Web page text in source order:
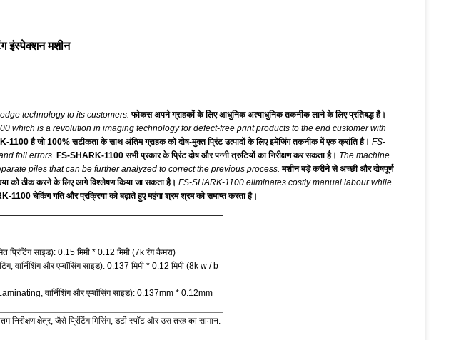
इंस्पेक्शन मशीन
technology to its customers. फोकस अपने ग्राहकों के लिए आधुनिक अत्याधुनिक तकनीक लाने के लिए प्रतिबद्ध है।
which is a revolution in imaging technology for defect-free print products to the end customer with
1100 है जो 100% सटीकता के साथ अंतिम ग्राहक को दोष-मुक्त प्रिंट उत्पादों के लिए इमेजिंग तकनीक में एक क्रांति है। FS-
foil errors. FS-SHARK-1100 सभी प्रकार के प्रिंट दोष और पन्नी त्रुटियों का निरीक्षण कर सकता है। The machine
piles that can be further analyzed to correct the previous process. मशीन बड़े करीने से अच्छी और दोषपूर्ण
को ठीक करने के लिए आगे विश्लेषण किया जा सकता है। FS-SHARK-1100 eliminates costly manual labour while
1100 चेकिंग गति और प्रक्रिया को बढ़ाते हुए महंगा श्रम श्रम को समाप्त करता है।
प्रिंटिंग साइड): 0.15 मिमी * 0.12 मिमी (7k रंग कैमरा)
वार्निशिंग और एम्बॉसिंग साइड): 0.137 मिमी * 0.12 मिमी (8k w / b
वार्निशिंग और एम्बॉसिंग साइड): 0.137mm * 0.12mm
निरीक्षण क्षेत्र, जैसे प्रिंटिंग मिसिंग, डर्टी स्पॉट और उस तरह का सामान: